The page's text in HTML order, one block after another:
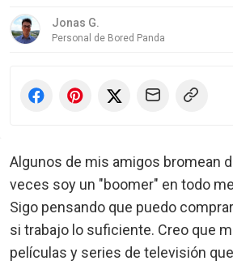
Jonas G.
Personal de Bored Panda
Algunos de mis amigos bromean
veces soy un "boomer" en todo
Sigo pensando que puedo
si trabajo lo suficiente. Creo que
películas y series de televisión